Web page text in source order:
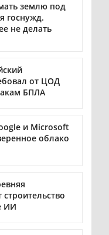
землю под
госнужд.
не делать
от ЦОД
БПЛА
и Microsoft
облако
ИИ